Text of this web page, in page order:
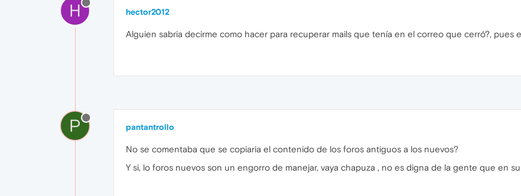
H hector2012
Alguien sabria decirme como hacer para recuperar mails que tenía en el correo que cerró?, pues
P pantantrollo
No se comentaba que se copiaria el contenido de los foros antiguos a los nuevos?
Y si, lo foros nuevos son un engorro de manejar, vaya chapuza , no es digna de la gente que en